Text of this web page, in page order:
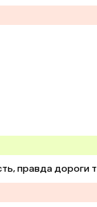
правда дороги